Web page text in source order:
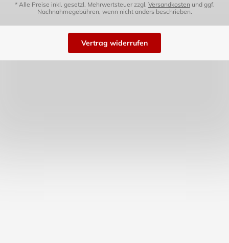
* Alle Preise inkl. gesetzl. Mehrwertsteuer zzgl. Versandkosten und ggf.
Nachnahmegebühren, wenn nicht anders beschrieben.
Vertrag widerrufen